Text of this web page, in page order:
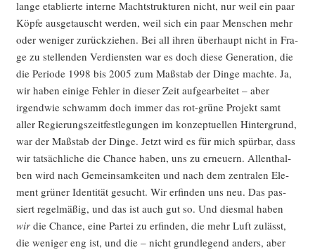
lan­ge eta­blier­te inter­ne Macht­struk­tu­ren nicht, nur weil ein paar
Köp­fe aus­ge­tauscht wer­den, weil sich ein paar Men­schen mehr
oder weni­ger zurück­zie­hen. Bei all ihren über­haupt nicht in Fra­
ge zu stel­len­den Ver­diens­ten war es doch die­se Gene­ra­ti­on, die
die Peri­ode 1998 bis 2005 zum Maß­stab der Din­ge mach­te. Ja,
wir haben eini­ge Feh­ler in die­ser Zeit auf­ge­ar­bei­tet – aber
irgend­wie schwamm doch immer das rot-grü­ne Pro­jekt samt
aller Regie­rungs­zeit­fest­le­gun­gen im kon­zep­tu­el­len Hin­ter­grund,
war der Maß­stab der Din­ge. Jetzt wird es für mich spür­bar, dass
wir tat­säch­li­che die Chan­ce haben, uns zu erneu­ern. Allent­hal­
ben wird nach Gemein­sam­kei­ten und nach dem zen­tra­len Ele­
ment grü­ner Iden­ti­tät gesucht. Wir erfin­den uns neu. Das pas­
siert regel­mä­ßig, und das ist auch gut so. Und dies­mal haben
wirdie Chan­ce, eine Par­tei zu erfin­den, die mehr Luft zulässt,
die weni­ger eng ist, und die – nicht grund­le­gend anders, aber